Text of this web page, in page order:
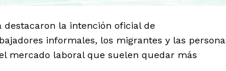
destacaron la intención oficial de
informales, los migrantes y las
mercado laboral que suelen quedar más